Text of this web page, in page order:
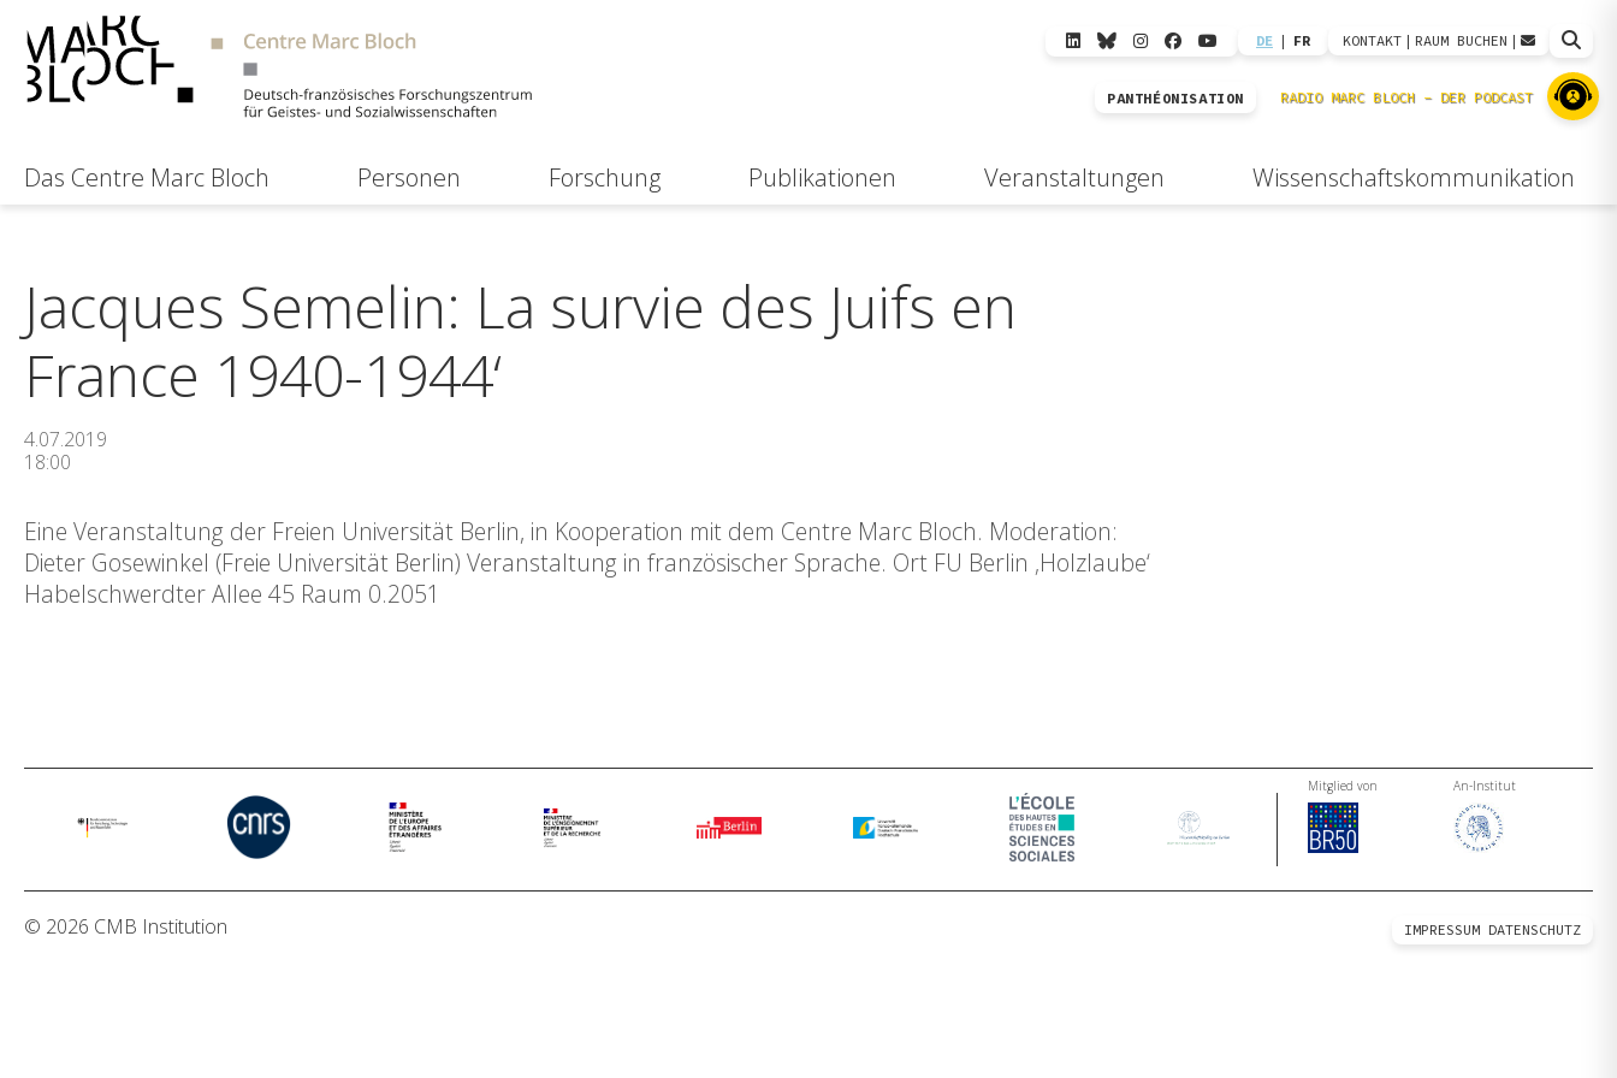
DE | FR KONTAKT | RAUM BUCHEN |
PANTHÉONISATION
Das Centre Marc Bloch Personen Forschung Publikationen Veranstaltungen Wissenschaftskommunikation
Jacques Semelin: La survie des Juifs en
France 1940-1944‘
4.07.2019
18:00
Eine Veranstaltung der Freien Universität Berlin, in Kooperation mit dem Centre Marc Bloch. Moderation:
Dieter Gosewinkel (Freie Universität Berlin) Veranstaltung in französischer Sprache. Ort FU Berlin ‚Holzlaube‘
Habelschwerdter Allee 45 Raum 0.2051
Mitglied von An-Institut
© 2026 CMB Institution IMPRESSUM DATENSCHUTZ